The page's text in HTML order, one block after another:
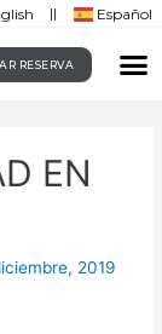
Español
RESERVA
EN
2019